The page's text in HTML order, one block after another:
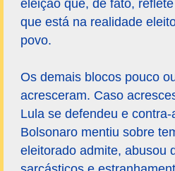
eleição que, de fato,
que está na realidade
povo.
Os demais blocos pouco
acresceram. Caso
Lula se defendeu e
Bolsonaro mentiu sobre
eleitorado admite, abusou